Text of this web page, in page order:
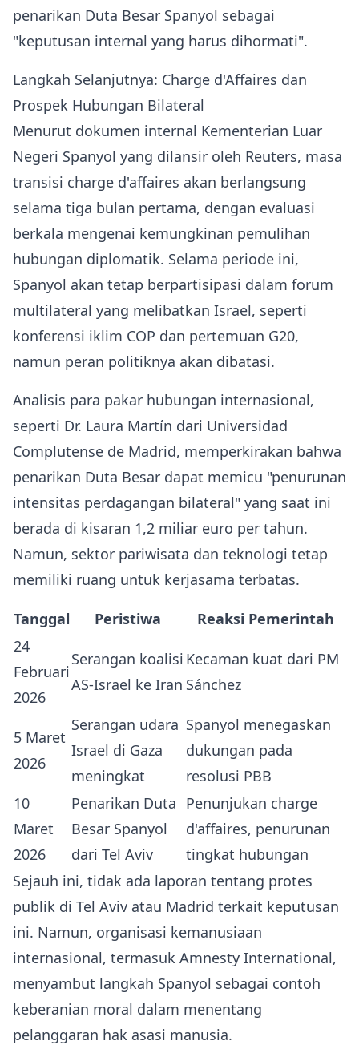
penarikan Duta Besar Spanyol sebagai
"keputusan internal yang harus dihormati".
Langkah Selanjutnya: Charge d'Affaires dan
Prospek Hubungan Bilateral
Menurut dokumen internal Kementerian Luar
Negeri Spanyol yang dilansir oleh Reuters, masa
transisi charge d'affaires akan berlangsung
selama tiga bulan pertama, dengan evaluasi
berkala mengenai kemungkinan pemulihan
hubungan diplomatik. Selama periode ini,
Spanyol akan tetap berpartisipasi dalam forum
multilateral yang melibatkan Israel, seperti
konferensi iklim COP dan pertemuan G20,
namun peran politiknya akan dibatasi.
Analisis para pakar hubungan internasional,
seperti Dr. Laura Martín dari Universidad
Complutense de Madrid, memperkirakan bahwa
penarikan Duta Besar dapat memicu "penurunan
intensitas perdagangan bilateral" yang saat ini
berada di kisaran 1,2 miliar euro per tahun.
Namun, sektor pariwisata dan teknologi tetap
memiliki ruang untuk kerjasama terbatas.
Tanggal Peristiwa
Reaksi Pemerintah
24
Februari
2026
Serangan koalisi
AS‑Israel ke Iran
Kecaman kuat dari PM
Sánchez
5 Maret
2026
Serangan udara
Israel di Gaza
meningkat
Spanyol menegaskan
dukungan pada
resolusi PBB
10
Maret
2026
Penarikan Duta
Besar Spanyol
dari Tel Aviv
Penunjukan charge
d'affaires, penurunan
tingkat hubungan
Sejauh ini, tidak ada laporan tentang protes
publik di Tel Aviv atau Madrid terkait keputusan
ini. Namun, organisasi kemanusiaan
internasional, termasuk Amnesty International,
menyambut langkah Spanyol sebagai contoh
keberanian moral dalam menentang
pelanggaran hak asasi manusia.